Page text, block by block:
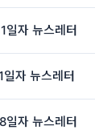
자 뉴스레터
자 뉴스레터
자 뉴스레터